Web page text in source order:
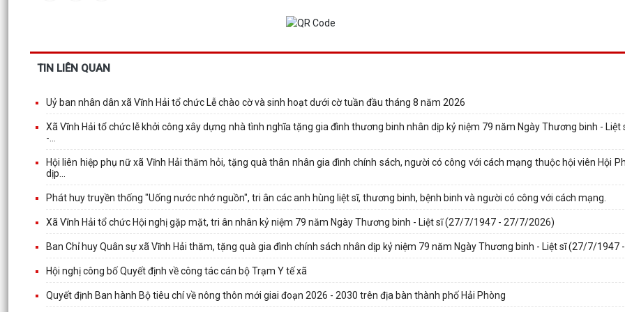
TIN LIÊN QUAN
Uỷ ban nhân dân xã Vĩnh Hải tổ chức Lễ chào cờ và sinh hoạt dưới cờ tuần đầu tháng 8 năm 2026
Xã Vĩnh Hải tổ chức lễ khởi công xây dựng nhà tình nghĩa tặng gia đình thương binh nhân dịp kỷ niệm 79 năm Ngày Thương binh -
-...
Hội liên hiệp phụ nữ xã Vĩnh Hải thăm hỏi, tặng quà thân nhân gia đình chính sách, người có công với cách mạng thuộc hội viên Hội
dịp...
Phát huy truyền thống "Uống nước nhớ nguồn", tri ân các anh hùng liệt sĩ, thương binh, bệnh binh và người có công với cách mạng.
Xã Vĩnh Hải tổ chức Hội nghị gặp mặt, tri ân nhân kỷ niệm 79 năm Ngày Thương binh - Liệt sĩ (27/7/1947 - 27/7/2026)
Ban Chỉ huy Quân sự xã Vĩnh Hải thăm, tặng quà gia đình chính sách nhân dịp kỷ niệm 79 năm Ngày Thương binh - Liệt sĩ (27/7/
Hội nghị công bố Quyết định về công tác cán bộ Trạm Y tế xã
Quyết định Ban hành Bộ tiêu chí về nông thôn mới giai đoạn 2026 - 2030 trên địa bàn thành phố Hải Phòng